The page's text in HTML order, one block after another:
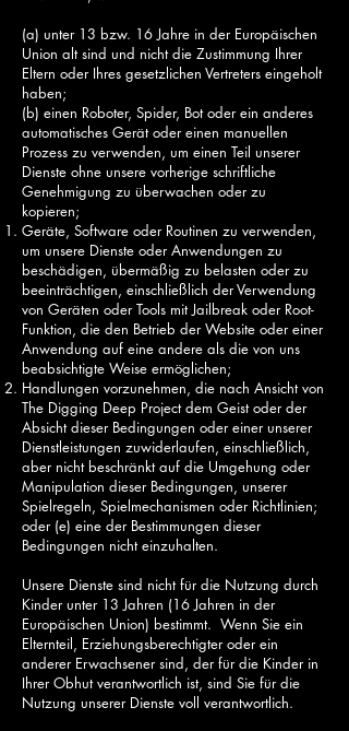
(a) unter 13 bzw. 16 Jahre in der Europäischen
Union alt sind und nicht die Zustimmung Ihrer
Eltern oder Ihres gesetzlichen Vertreters eingeholt
haben;
(b) einen Roboter, Spider, Bot oder ein anderes
automatisches Gerät oder einen manuellen
Prozess zu verwenden, um einen Teil unserer
Dienste ohne unsere vorherige schriftliche
Genehmigung zu überwachen oder zu
kopieren;
Geräte, Software oder Routinen zu verwenden,
um unsere Dienste oder Anwendungen zu
beschädigen, übermäßig zu belasten oder zu
beeinträchtigen, einschließlich der Verwendung
von Geräten oder Tools mit Jailbreak oder Root-
Funktion, die den Betrieb der Website oder einer
Anwendung auf eine andere als die von uns
beabsichtigte Weise ermöglichen;
Handlungen vorzunehmen, die nach Ansicht von
The Digging Deep Project dem Geist oder der
Absicht dieser Bedingungen oder einer unserer
Dienstleistungen zuwiderlaufen, einschließlich,
aber nicht beschränkt auf die Umgehung oder
Manipulation dieser Bedingungen, unserer
Spielregeln, Spielmechanismen oder Richtlinien;
oder (e) eine der Bestimmungen dieser
Bedingungen nicht einzuhalten.
Unsere Dienste sind nicht für die Nutzung durch
Kinder unter 13 Jahren (16 Jahren in der
Europäischen Union) bestimmt. Wenn Sie ein
Elternteil, Erziehungsberechtigter oder ein
anderer Erwachsener sind, der für die Kinder in
Ihrer Obhut verantwortlich ist, sind Sie für die
Nutzung unserer Dienste voll verantwortlich.